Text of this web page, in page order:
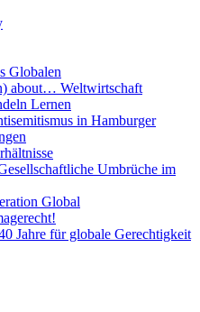
Globalen
about… Weltwirtschaft
Lernen
in Hamburger
Umbrüche im
Global
Jahre für globale Gerechtigkeit